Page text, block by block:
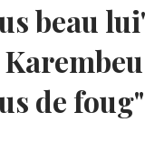
beau
de